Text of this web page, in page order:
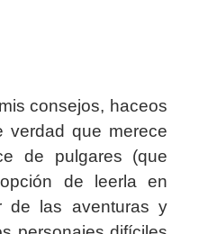
consejos, haceos
verdad que merece
de pulgares (que
de leerla en
de las aventuras y